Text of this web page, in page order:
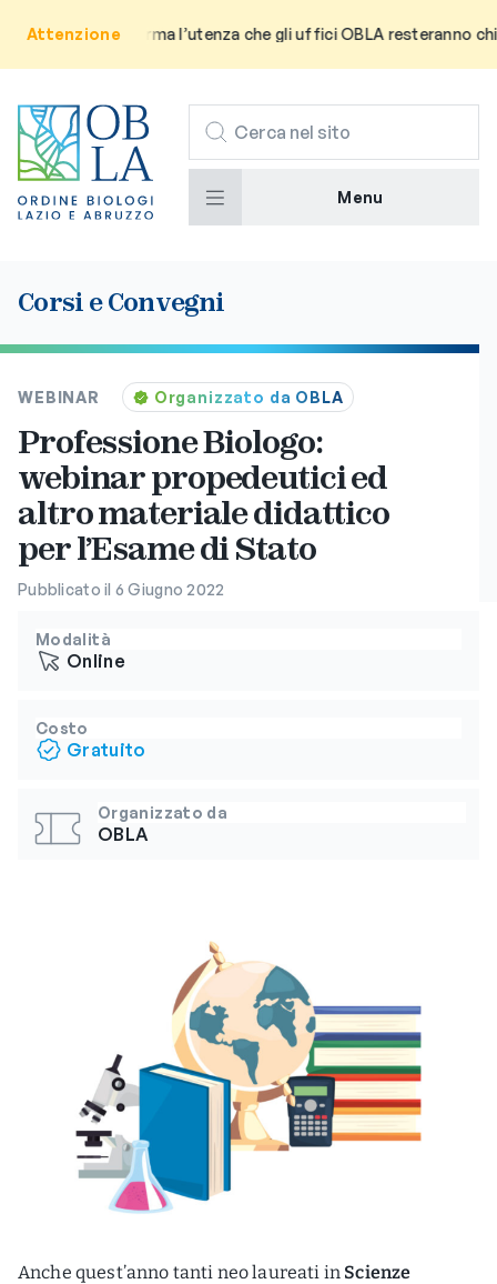
Attenzione
Avviso: Si informa l’utenza che gli uffici OBLA resteranno
CERCA
Menu
Corsi e Convegni
WEBINAR Organizzato da OBLA
Professione Biologo:
webinar propedeutici ed
altro materiale didattico
per l’Esame di Stato
Pubblicato il 6 Giugno 2022
Modalità
Online
Costo
Gratuito
Organizzato da
OBLA
Anche quest’anno tanti neo laureati in Scienze